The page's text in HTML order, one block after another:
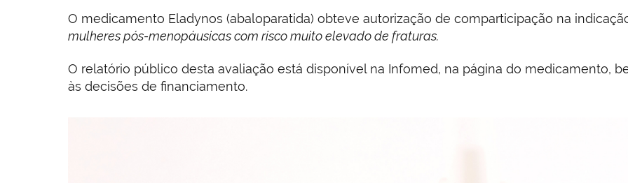
O medicamento Eladynos (abaloparatida) obteve autorização de comparticipação na
mulheres pós-menopáusicas com risco muito elevado de fraturas.
O relatório público desta avaliação está disponível na Infomed, na página do medicamento,
às decisões de financiamento.